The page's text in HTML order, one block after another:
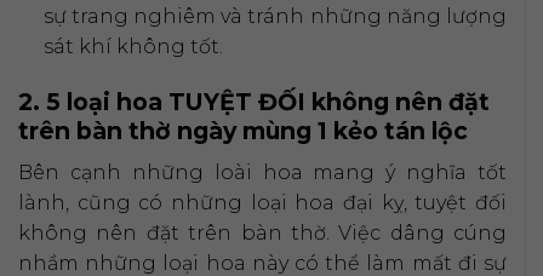
sự trang nghiêm và tránh những năng lượng
sát khí không tốt.
2. 5 loại hoa TUYỆT ĐỐI không nên đặt
trên bàn thờ ngày mùng 1 kẻo tán lộc
Bên cạnh những loài hoa mang ý nghĩa tốt
lành, cũng có những loại hoa đại kỵ, tuyệt đối
không nên đặt trên bàn thờ. Việc dâng cúng
nhầm những loại hoa này có thể làm mất đi sự